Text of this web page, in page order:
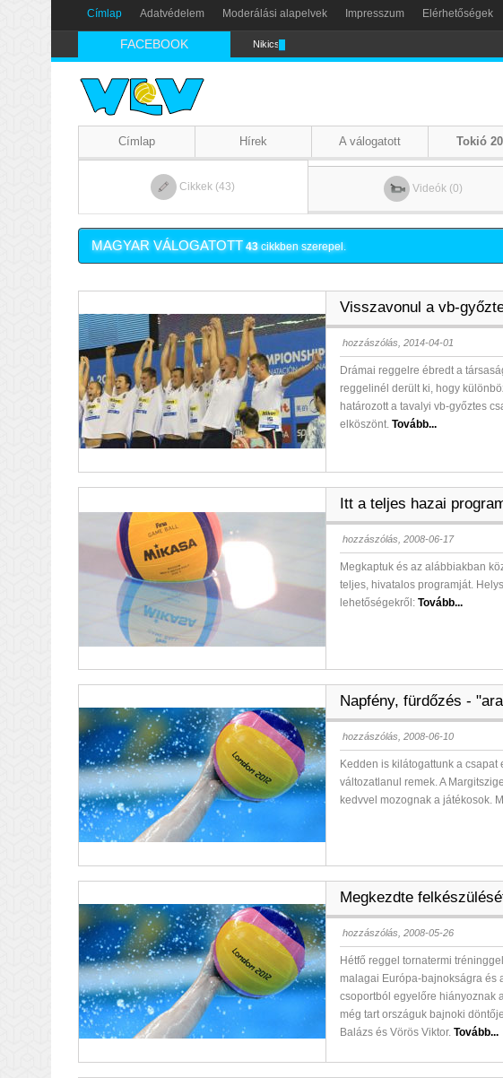
Címlap Adatvédelem Moderálási alapelvek Impresszum Elérhetőségek
FACEBOOK Nikics-gól lábbal
Címlap Hírek A válogatott Tokió
Cikkek (43) Videók (0)
MAGYAR VÁLOGATOTT 43cikkben szerepel.
Visszavonul a vb-
hozzászólás, 2014-04-01
Drámai reggelre ébredt a
reggelinél derült ki, hogy
határozott a tavalyi vb-győztes
elköszönt.Tovább...
Itt a teljes hazai
hozzászólás, 2008-06-17
Megkaptuk és az alábbiakban
teljes, hivatalos programját.
lehetőségekről:Tovább...
Napfény, fürdőzés -
hozzászólás, 2008-06-10
Kedden is kilátogattunk a
változatlanul remek. A
kedvvel mozognak a játékosok.
Megkezdte
hozzászólás, 2008-05-26
Hétfő reggel tornatermi
malagai Európa-bajnokságra és
csoportból egyelőre hiányoznak
még tart országuk bajnoki
Balázs és Vörös Viktor.Tovább...